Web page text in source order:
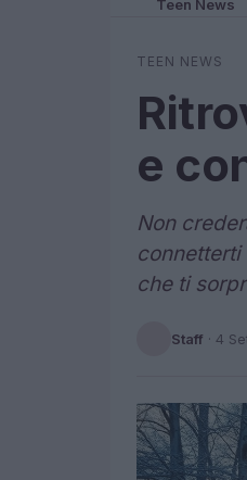
Teen News
TEEN NEWS
e
Non
che ti
Staff · 4